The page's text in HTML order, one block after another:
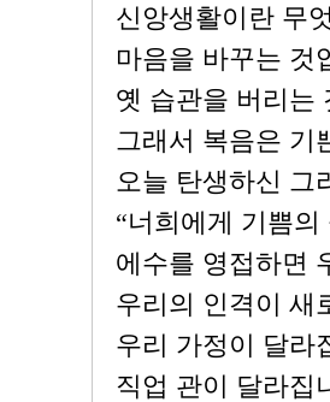
신앙생활이란 무
마음을 바꾸는 것
옛 습관을 버리는
그래서 복음은 기
오늘 탄생하신 그
“너희에게 기쁨
에수를 영접하면
우리의 인격이 새
우리 가정이 달라
직업 관이 달라집